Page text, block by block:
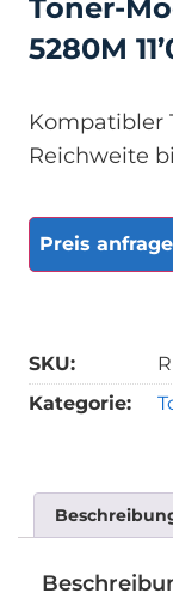
Toner-
5280M
Kompatibler
Reichweite
Preis
SKU:
Kategorie: